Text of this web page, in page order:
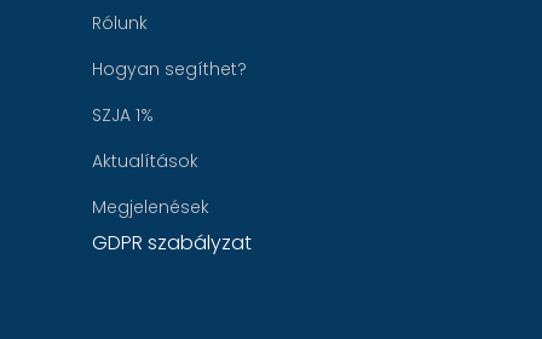
Rólunk
Hogyan segíthet?
SZJA 1%
Aktualítások
Megjelenések
GDPR szabályzat